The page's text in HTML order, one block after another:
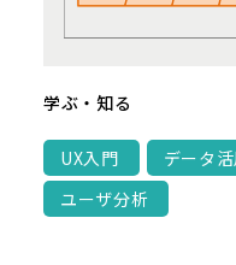
学ぶ・知る
UX入門 データ
ユーザ分析